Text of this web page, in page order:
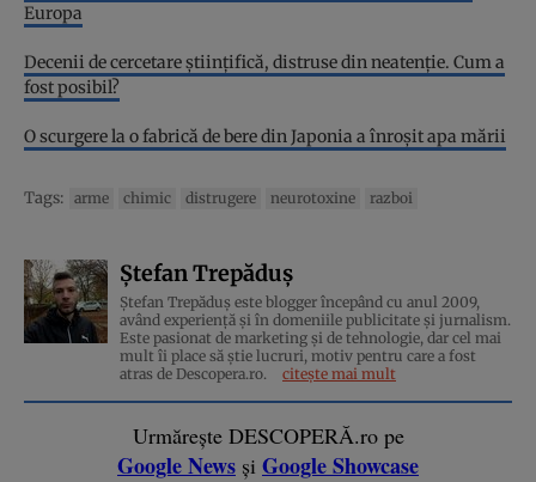
Europa
Decenii de cercetare științifică, distruse din neatenție. Cum a
fost posibil?
O scurgere la o fabrică de bere din Japonia a înroșit apa mării
Tags: arme chimic distrugere neurotoxine razboi
Ștefan Trepăduș
Ștefan Trepăduș este blogger începând cu anul 2009,
având experiență și în domeniile publicitate și jurnalism.
Este pasionat de marketing și de tehnologie, dar cel mai
mult îi place să știe lucruri, motiv pentru care a fost
atras de Descopera.ro.
citește mai mult
Urmărește DESCOPERĂ.ro pe
Google News și Google Showcase